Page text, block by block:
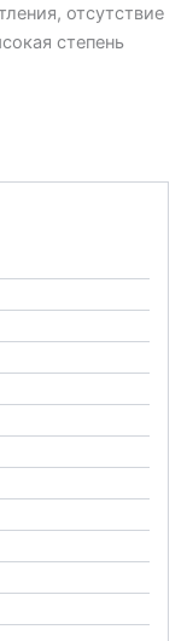
отсутствие
степень